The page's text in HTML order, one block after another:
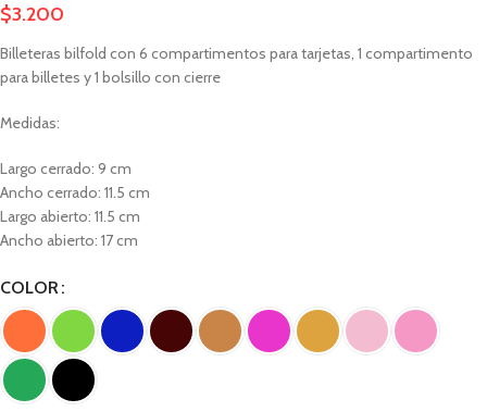
$3.200
Billeteras bilfold con 6 compartimentos para tarjetas, 1 compartimento
para billetes y 1 bolsillo con cierre
Medidas:
Largo cerrado: 9 cm
Ancho cerrado: 11.5 cm
Largo abierto: 11.5 cm
Ancho abierto: 17 cm
COLOR